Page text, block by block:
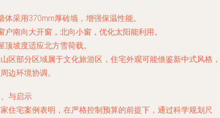
体采用370mm厚砖墙，增强保温性能。
户南向大开窗，北向小窗，优化太阳能利用。
顶坡度适应北方雪荷载。
区部分区域属于文化旅游区，住宅外观可能借鉴新中式风格，
边环境协调。
与启示
住宅案例表明，在严格控制预算的前提下，通过科学规划尺